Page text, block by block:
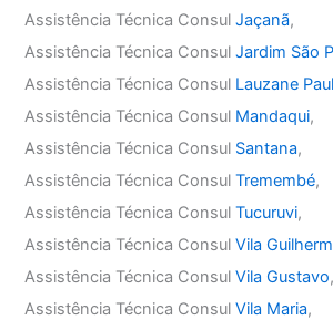
Assistência Técnica ConsulJaçanã,
Assistência Técnica ConsulJardim São
Assistência Técnica Consul Lauzane
Assistência Técnica Consul Mandaqui,
Assistência Técnica Consul Santana,
Assistência Técnica ConsulTremembé,
Assistência Técnica ConsulTucuruvi,
Assistência Técnica ConsulVila
Assistência Técnica ConsulVila Gustavo,
Assistência Técnica ConsulVila Maria,